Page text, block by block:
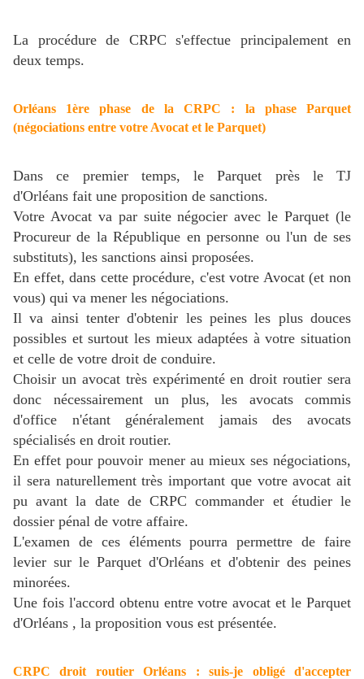
La procédure de CRPC s'effectue principalement en
deux temps.
Orléans 1ère phase de la CRPC : la phase Parquet
(négociations entre votre Avocat et le Parquet)
Dans ce premier temps, le Parquet près le TJ
d'Orléans fait une proposition de sanctions.
Votre Avocat va par suite négocier avec le Parquet (le
Procureur de la République en personne ou l'un de ses
substituts), les sanctions ainsi proposées.
En effet, dans cette procédure, c'est votre Avocat (et non
vous) qui va mener les négociations.
Il va ainsi tenter d'obtenir les peines les plus douces
possibles et surtout les mieux adaptées à votre situation
et celle de votre droit de conduire.
Choisir un avocat très expérimenté en droit routier sera
donc nécessairement un plus, les avocats commis
d'office n'étant généralement jamais des avocats
spécialisés en droit routier.
En effet pour pouvoir mener au mieux ses négociations,
il sera naturellement très important que votre avocat ait
pu avant la date de CRPC commander et étudier le
dossier pénal de votre affaire.
L'examen de ces éléments pourra permettre de faire
levier sur le Parquet d'Orléans et d'obtenir des peines
minorées.
Une fois l'accord obtenu entre votre avocat et le Parquet
d'Orléans , la proposition vous est présentée.
CRPC droit routier Orléans : suis-je obligé d'accepter